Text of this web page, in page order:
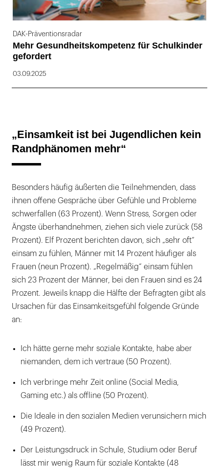
DAK-Präventionsradar
Mehr Gesundheitskompetenz für Schulkinder
gefordert
03.09.2025
„Einsamkeit ist bei Jugendlichen kein
Randphänomen mehr“
Besonders häufig äußerten die Teilnehmenden, dass
ihnen offene Gespräche über Gefühle und Probleme
schwerfallen (63 Prozent). Wenn Stress, Sorgen oder
Ängste überhandnehmen, ziehen sich viele zurück (58
Prozent). Elf Prozent berichten davon, sich „sehr oft“
einsam zu fühlen, Männer mit 14 Prozent häufiger als
Frauen (neun Prozent). „Regelmäßig“ einsam fühlen
sich 23 Prozent der Männer, bei den Frauen sind es 24
Prozent. Jeweils knapp die Hälfte der Befragten gibt als
Ursachen für das Einsamkeitsgefühl folgende Gründe
an:
Ich hätte gerne mehr soziale Kontakte, habe aber
niemanden, dem ich vertraue (50 Prozent).
Ich verbringe mehr Zeit online (Social Media,
Gaming etc.) als offline (50 Prozent).
Die Ideale in den sozialen Medien verunsichern mich
(49 Prozent).
Der Leistungsdruck in Schule, Studium oder Beruf
lässt mir wenig Raum für soziale Kontakte (48